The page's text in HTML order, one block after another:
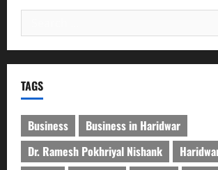
for:
TAGS
Business
Business in Haridwar
Dr. Ramesh Pokhriyal Nishank